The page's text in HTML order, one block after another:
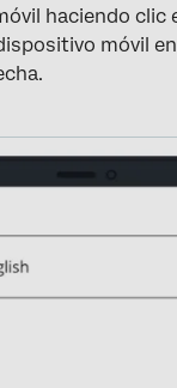
haciendo clic
móvil